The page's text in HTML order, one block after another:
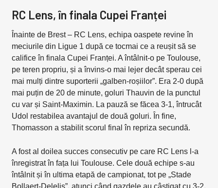
RC Lens, în finala Cupei Franței
Înainte de Brest – RC Lens, echipa oaspete revine în
meciurile din Ligue 1 după ce tocmai ce a reușit să se
califice în finala Cupei Franței. A întâlnit-o pe Toulouse,
pe teren propriu, și a învins-o mai lejer decât sperau cei
mai mulți dintre suporterii „galben-roșiilor”. Era 2-0 după
mai puțin de 20 de minute, goluri Thauvin de la punctul
cu var și Saint-Maximin. La pauză se făcea 3-1, întrucât
Udol restabilea avantajul de două goluri. În fine,
Thomasson a stabilit scorul final în repriza secundă.
A fost al doilea succes consecutiv pe care RC Lens l-a
înregistrat în fața lui Toulouse. Cele două echipe s-au
întâlnit și în ultima etapă de campionat, tot pe „Stade